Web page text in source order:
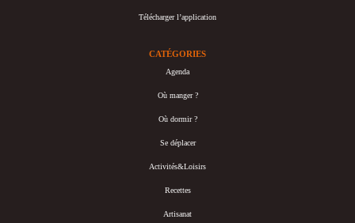
Télécharger l’application
CATÉGORIES
Agenda
Où manger ?
Où dormir ?
Se déplacer
Activités&Loisirs
Recettes
Artisanat